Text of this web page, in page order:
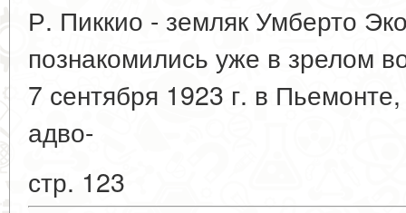
Р. Пиккио - земляк Умберто
познакомились уже в зрелом
7 сентября 1923 г. в
адво-
стр. 123